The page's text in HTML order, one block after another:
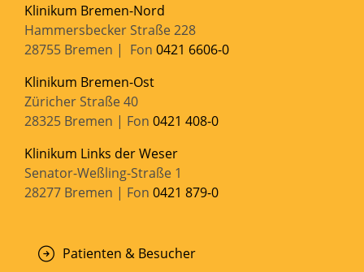
Klinikum Bremen-Nord
Hammersbecker Straße 228
28755 Bremen | Fon 0421 6606-0
Klinikum Bremen-Ost
Züricher Straße 40
28325 Bremen | Fon 0421 408-0
Klinikum Links der Weser
Senator-Weßling-Straße 1
28277 Bremen | Fon 0421 879-0
Patienten & Besucher